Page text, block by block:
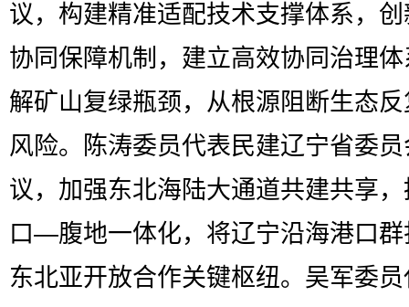
议，构建精准适配技术支撑体系，
协同保障机制，建立高效协同治理
解矿山复绿瓶颈，从根源阻断生态
风险。陈涛委员代表民建辽宁省委
议，加强东北海陆大通道共建共享
口—腹地一体化，将辽宁沿海港口群
东北亚开放合作关键枢纽。吴军委